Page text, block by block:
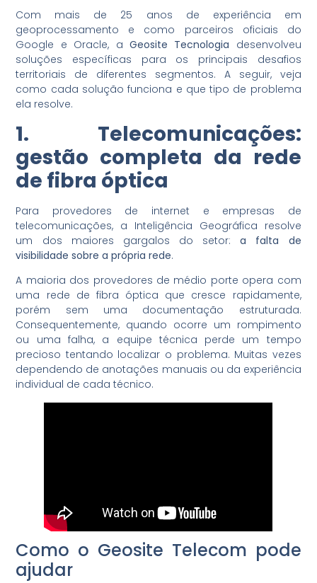
Com mais de 25 anos de experiência em
geoprocessamento e como parceiros oficiais do
Google e Oracle, a Geosite Tecnologia desenvolveu
soluções específicas para os principais desafios
territoriais de diferentes segmentos. A seguir, veja
como cada solução funciona e que tipo de problema
ela resolve.
1. Telecomunicações:
gestão completa da rede
de fibra óptica
Para provedores de internet e empresas de
telecomunicações, a Inteligência Geográfica resolve
um dos maiores gargalos do setor:a falta de
visibilidade sobre a própria rede.
A maioria dos provedores de médio porte opera com
uma rede de fibra óptica que cresce rapidamente,
porém sem uma documentação estruturada.
Consequentemente, quando ocorre um rompimento
ou uma falha, a equipe técnica perde um tempo
precioso tentando localizar o problema. Muitas vezes
dependendo de anotações manuais ou da experiência
individual de cada técnico.
Como o Geosite Telecom pode
ajudar